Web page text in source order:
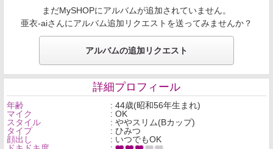
まだMySHOPにアルバムが追加されていません。
亜衣-aiさんにアルバム追加リクエストを送ってみませんか？
アルバムの追加リクエスト
詳細プロフィール
年齢
: 44歳(昭和56年生まれ)
マイク
: OK
スタイル
: ややスリム(Bカップ)
タイプ
: ひみつ
顔出し
: いつでもOK